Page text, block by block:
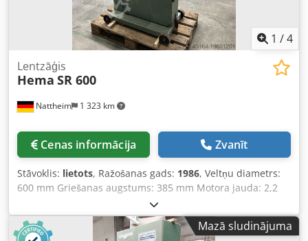
1 /4
Nattheim 1 323 km
Lentzāģis
Hema SR 600
Cenas informācija Zvanīt
Stāvoklis: lietots, Ražošanas gads: 1986, Veltņu diametrs:
600 mm Griešanas augstums: 385 mm Motora jauda: 2,2
kW Galds ir slīpējams Galda izmērs: 540 x 600 mm Kopējais
augstums: 2100 mm Svars: apmēram 260 kg Uzglabāšanas
vieta: Nattheim Crsdpfx Agow D AybjyefMazā sludinājuma